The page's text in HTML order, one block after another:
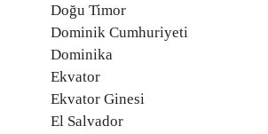
Doğu Timor
Dominik Cumhuriyeti
Dominika
Ekvator
Ekvator Ginesi
El Salvador